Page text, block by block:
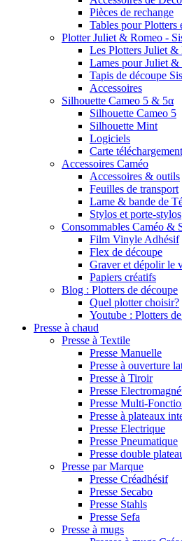
Pièces de rechange
Tables pour Plotters
Plotter Juliet & Romeo -
Les Plotters Juliet &
Lames pour Juliet &
Tapis de découpe
Accessoires
Silhouette Cameo 5 & 5α
Silhouette Cameo 5
Silhouette Mint
Logiciels
Carte téléchargement
Accessoires Caméo
Accessoires & outils
Feuilles de transport
Lame & bande de
Stylos et porte-stylos
Consommables Caméo &
Film Vinyle Adhésif
Flex de découpe
Graver et dépolir le
Papiers créatifs
Blog : Plotters de découpe
Quel plotter choisir?
Youtube : Plotters
Presse à chaud
Presse à Textile
Presse Manuelle
Presse à ouverture
Presse à Tiroir
Presse
Presse Multi-
Presse à plateaux
Presse Electrique
Presse Pneumatique
Presse double
Presse par Marque
Presse Créadhésif
Presse Secabo
Presse Stahls
Presse Sefa
Presse à mugs